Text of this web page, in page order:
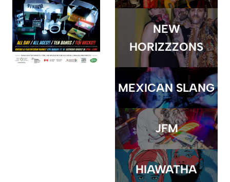
NEW
HORIZZZONS
MEXICAN SLANG
JFM
HIAWATHA